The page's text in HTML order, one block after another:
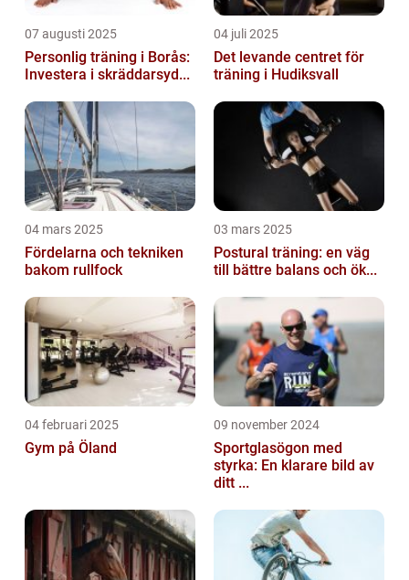
07 augusti 2025
Personlig träning i Borås:
Investera i skräddarsyd...
04 juli 2025
Det levande centret för
träning i Hudiksvall
04 mars 2025
Fördelarna och tekniken
bakom rullfock
03 mars 2025
Postural träning: en väg
till bättre balans och ök...
04 februari 2025
Gym på Öland
09 november 2024
Sportglasögon med
styrka: En klarare bild av
ditt ...